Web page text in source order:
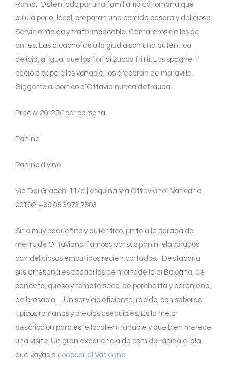
Roma. Ostentado por una familia típica romana que
pulula por el local, preparan una comida casera y deliciosa.
Servicio rápido y trato impecable. Camareros de los de
antes. Las alcachofas alla giudia son una auténtica
delicia, al igual que los fiori di zucca fritti. Los spaghetti
cacio e pepe o los vongole, los preparan de maravilla.
Giggetto al portico d’Ottavia nunca defrauda.
Precio: 20-25€ por persona.
Panino
Panino divino
Via Dei Gracchi 11/a | esquina Via Ottaviano | Vaticano
00192 |+39 06 3973 7803
Sitio muy pequeñito y auténtico, junto a la parada de
metro de Ottaviano, famoso por sus panini elaborados
con deliciosos embutidos recién cortados. Destacaría
sus artesanales bocadillos de mortadella di Bologna, de
panceta, queso y tomate seco, de porchetta y berenjena,
de bresaola… Un servicio eficiente, rápido, con sabores
típicos romanos y precios asequibles. Es la mejor
descripción para este local entrañable y que bien merece
una visita. Un gran experiencia de comida rápida el día
que vayas a conocer el Vaticano.